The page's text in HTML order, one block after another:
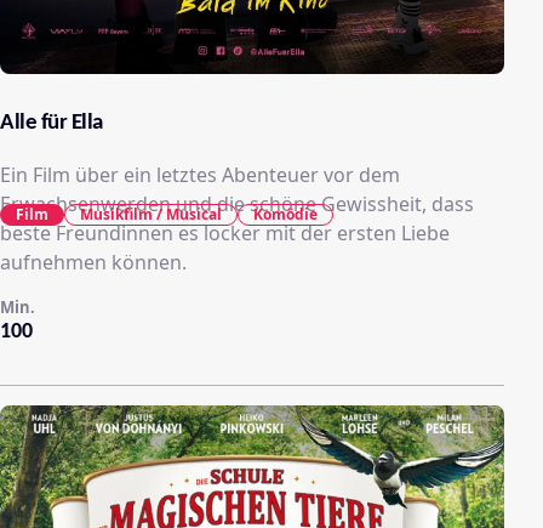
Alle für Ella
Ein Film über ein letztes Abenteuer vor dem
Erwachsenwerden und die schöne Gewissheit, dass
beste Freundinnen es locker mit der ersten Liebe
aufnehmen können.
100
Min.
Film Musikfilm / Musical Komödie